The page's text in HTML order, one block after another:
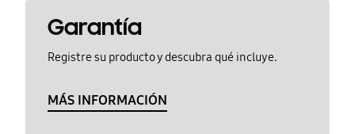
Garantía
Registre su producto y descubra qué incluye.
MÁS INFORMACIÓN